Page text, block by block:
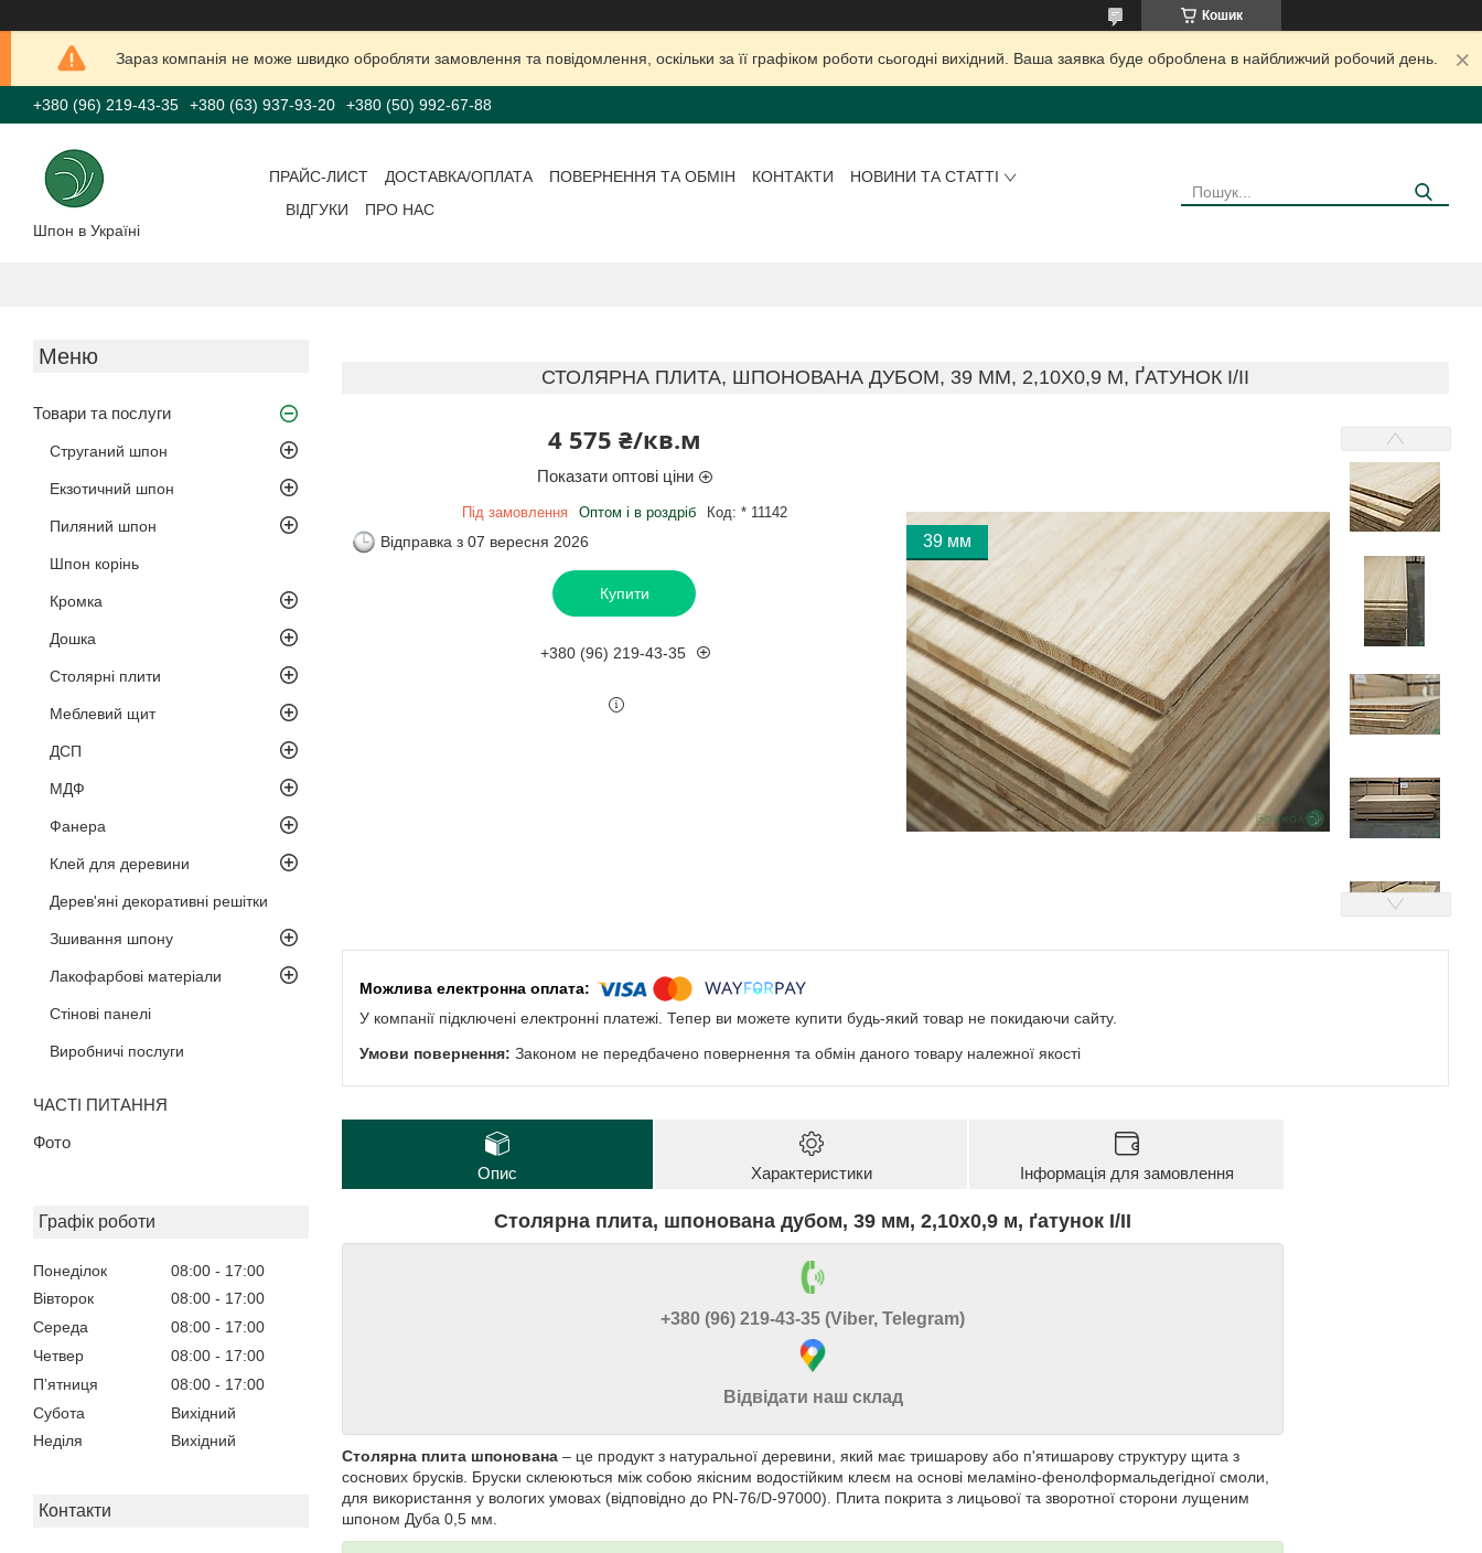
Кошик
Зараз компанія не може швидко обробляти замовлення та повідомлення, оскільки за її графіком роботи сьогодні вихідний. Ваша заявка буде оброблена в найближчий робочий день.
+380 (96) 219-43-35 +380 (63) 937-93-20 +380 (50) 992-67-88
Шпон в Україні
ПРАЙС-ЛИСТ ДОСТАВКА/ОПЛАТА ПОВЕРНЕННЯ ТА ОБМІН КОНТАКТИ
НОВИНИ ТА СТАТТІ
ВІДГУКИ
ПРО НАС
Товари та послуги
Струганий шпон
Екзотичний шпон
Пиляний шпон
Шпон корінь
Кромка
Дошка
Столярні плити
Меблевий щит
ДСП
МДФ
Фанера
Клей для деревини
Дерев'яні декоративні решітки
Зшивання шпону
Лакофарбові матеріали
Стінові панелі
Виробничі послуги
ЧАСТІ ПИТАННЯ
Фото
Графік роботи
Понеділок 08:00
17:00
Вівторок
08:00
17:00
Середа
08:00
17:00
Четвер
08:00
17:00
Пʼятниця
08:00
17:00
Субота
Вихідний
Неділя
Вихідний
Контакти
СТОЛЯРНА ПЛИТА, ШПОНОВАНА ДУБОМ, 39 ММ, 2,10Х0,9 М, ҐАТУНОК I/II
4 575 ₴/кв.м
Показати оптові ціни
Під замовлення Оптом і в роздріб Код: * 11142
Відправка з 07 вересня 2026
Купити
+380 (96) 219-43-35
39 мм
У компанії підключені електронні платежі. Тепер ви можете купити будь-який товар не покидаючи сайту.
Законом не передбачено повернення та обмін даного товару належної якості
Опис Характеристики Інформація для замовлення
Столярна плита, шпонована дубом, 39 мм, 2,10х0,9 м, ґатунок I/II
+380 (96) 219-43-35 (Viber, Telegram)
Відвідати наш склад
Столярна плита шпонована – це продукт з натуральної деревини, який має тришарову або п'ятишарову структуру щита з
соснових брусків. Бруски склеюються між собою якісним водостійким клеєм на основі меламіно-фенолформальдегідної смоли,
для використання у вологих умовах (відповідно до PN-76/D-97000). Плита покрита з лицьової та зворотної сторони лущеним
шпоном Дуба 0,5 мм.